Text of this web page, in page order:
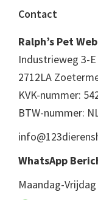
Footer
Contact
Ralph’s Pet Web
Industrieweg 3-E
2712LA
KVK-nummer:
BTW-nummer:
WhatsApp
Maandag-